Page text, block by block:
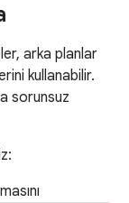
arka planlar
kullanabilir.
sorunsuz